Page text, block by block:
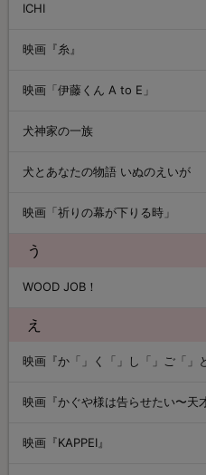
ICHI
映画『糸』
映画「伊藤くん A to E」
犬神家の一族
犬とあなたの物語 いぬのえいが
映画「祈りの幕が下りる時」
う
WOOD JOB！
え
映画『か「」く「」し「」ご「」
映画『かぐや様は告らせたい〜天
映画『KAPPEI』